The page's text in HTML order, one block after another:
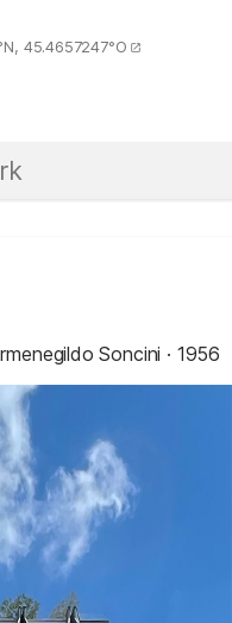
45.4657247°O
Soncini 1956